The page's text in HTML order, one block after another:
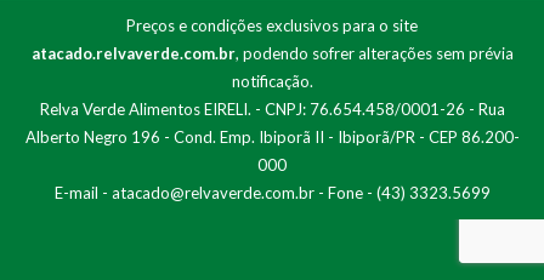
Preços e condições exclusivos para o site
atacado.relvaverde.com.br, podendo sofrer alterações sem prévia
notificação.
Relva Verde Alimentos EIRELI. - CNPJ: 76.654.458/0001-26 - Rua
Alberto Negro 196 - Cond. Emp. Ibiporã II - Ibiporã/PR - CEP 86.200-
000
E-mail - atacado@relvaverde.com.br- Fone - (43) 3323.5699